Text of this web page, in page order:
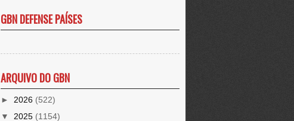
GBN DEFENSE PAÍSES
ARQUIVO DO GBN
► 2026 (522)
▼ 2025 (1154)